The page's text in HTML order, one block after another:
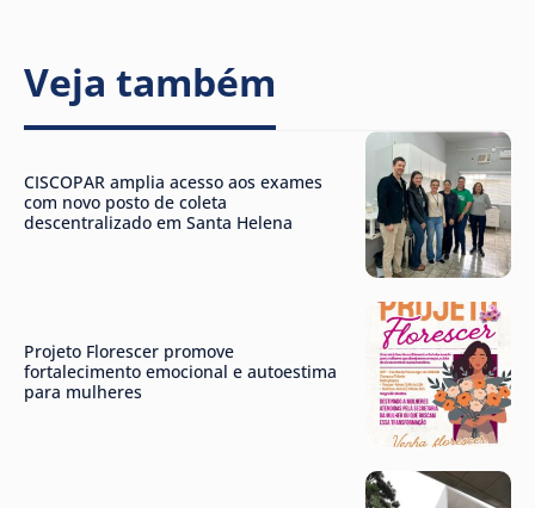
Veja também
CISCOPAR amplia acesso aos exames
com novo posto de coleta
descentralizado em Santa Helena
Projeto Florescer promove
fortalecimento emocional e autoestima
para mulheres